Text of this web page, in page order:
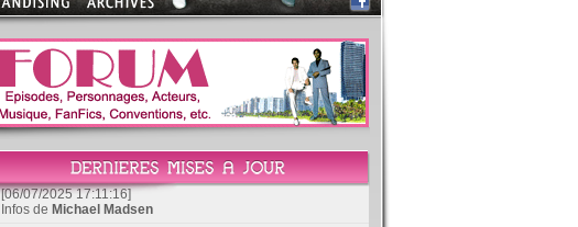
[06/07/2025 17:11:16]
Infos de Michael Madsen